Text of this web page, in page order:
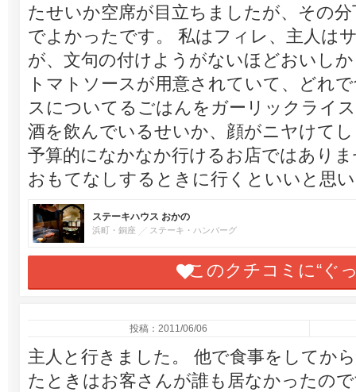
たせいか空席が目立ちましたが、その
でよかったです。 私はフィレ、主人は
が、文句の付けようがないほどおいし
トマトソースが用意されていて、どれ
スについてるごはんをガーリックライ
酒を飲んでいるせいか、顔がニヤけて
予算的になかなか行けるお店ではあり
おもてなしするときに行くといいと思
ステーキハウス おかの
浜町・銅座 ステーキ・ハンバーグ
このクチコミに“ぐ
投稿：2011/06/06
主人と行きました。 他で食事をしてか
たときはお客さんが誰も居なかったの